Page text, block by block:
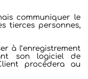
communiquer le
tierces personnes,
à l’enregistrement
son logiciel de
procédera au